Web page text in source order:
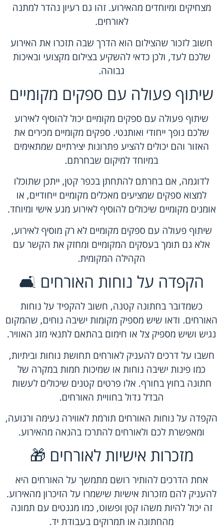
מצחיקים ומיוחדים מהאירוע. זהו גם רעיון נהדר למתנה
לאורחים.
חשוב לזכור שהצילום הוא הדרך שבה תזכרו את האירוע
שלכם לעד, ולכן כדאי להשקיע בצילום מקצועי ובאיכות
גבוהה.
שיתוף פעולה עם ספקים מקומיים
שיתוף פעולה עם ספקים מקומיים יכול להוסיף לאירוע
שלכם נופך ייחודי ואותנטי. ספקים מקומיים מכירים את
האזור והם יכולים להציע פתרונות יצירתיים שמתאימים
במיוחד למיקום שבחרתם.
לדוגמה, אם בחרתם להתחתן בכפר קטן, ייתכן שתוכלו
למצוא ספקים שמציעים מאכלים מקומיים ייחודיים, או
אומנים מקומיים שיכולים להוסיף לאירוע מגע אישי ומיוחד.
שיתוף פעולה עם ספקים מקומיים לא רק מוסיף לאירוע,
אלא גם תומך בעסקים המקומיים ומחזק את הקשר עם
הקהילה המקומית.
הקפדה על נוחות האורחים 🛋️
כשמדובר בחתונה קטנה, חשוב להקפיד על נוחות
האורחים. ודאו שיש מספיק מקומות ישיבה נוחים, שהמקום
נגיש ושיש מספיק צל או חימום בהתאם לתנאי מזג האוויר.
חשבו על דרכים להעניק לאורחים תחושת נוחות וביתיות,
כמו פינות ישיבה נוחות או שמיכות חמות במקרה של
חתונה בחוץ בחורף. אלו פרטים קטנים שיכולים לעשות
הבדל גדול בחוויית האורחים.
הקפדה על נוחות האורחים תורמת לאווירה נעימה ורגועה,
ומאפשרת לכם ולאורחים להתרכז בהנאה מהאירוע.
מזכרות אישיות לאורחים 🎁
אחת הדרכים להותיר רושם מתמשך על האורחים היא
להעניק להם מזכרות אישיות שישמרו על הזיכרון מהאירוע.
זה יכול להיות משהו קטן ופשוט, כמו מגנטים עם תמונה
מהחתונה או תמרוקים בעבודת יד.